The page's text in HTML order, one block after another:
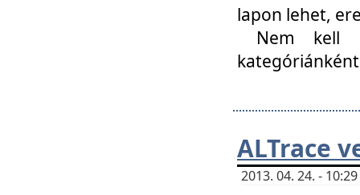
lapon lehet,
Nem kell
ALTrace
2013. 04. 24. -